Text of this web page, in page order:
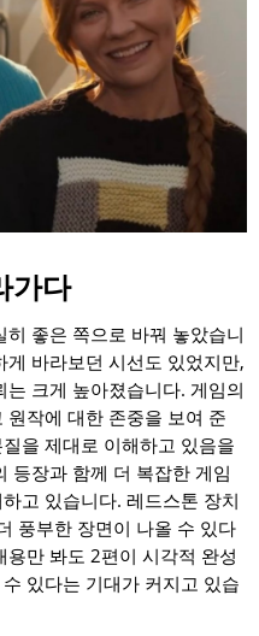
가다
좋은 쪽으로 바꿔 놓았습니
바라보던 시선도 있었지만,
크게 높아졌습니다. 게임의
작에 대한 존중을 보여 준
을 제대로 이해하고 있음을
등장과 함께 더 복잡한 게임
고 있습니다. 레드스톤 장치
풍부한 장면이 나올 수 있다
만 봐도 2편이 시각적 완성
있다는 기대가 커지고 있습